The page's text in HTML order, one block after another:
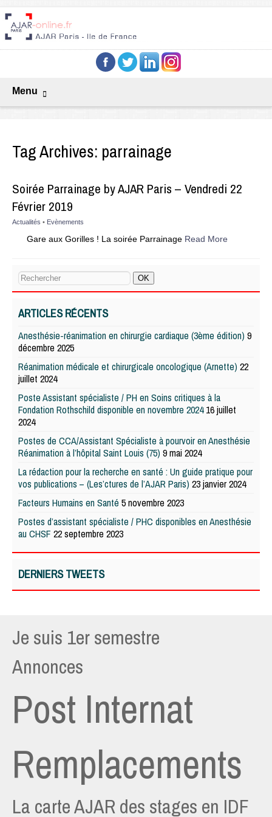
Menu
Tag Archives: parrainage
Soirée Parrainage by AJAR Paris – Vendredi 22
Février 2019
Actualités • Evènements
Gare aux Gorilles ! La soirée Parrainage Read More
ARTICLES RÉCENTS
Anesthésie-réanimation en chirurgie cardiaque (3ème édition) 9
décembre 2025
Réanimation médicale et chirurgicale oncologique (Arnette) 22
juillet 2024
Poste Assistant spécialiste / PH en Soins critiques à la
Fondation Rothschild disponible en novembre 2024 16 juillet
2024
Postes de CCA/Assistant Spécialiste à pourvoir en Anesthésie
Réanimation à l’hôpital Saint Louis (75) 9 mai 2024
La rédaction pour la recherche en santé : Un guide pratique pour
vos publications – (Les’ctures de l’AJAR Paris) 23 janvier 2024
Facteurs Humains en Santé 5 novembre 2023
Postes d’assistant spécialiste / PHC disponibles en Anesthésie
au CHSF 22 septembre 2023
DERNIERS TWEETS
Je suis 1er semestre
Annonces
Post Internat
Remplacements
La carte AJAR des stages en IDF